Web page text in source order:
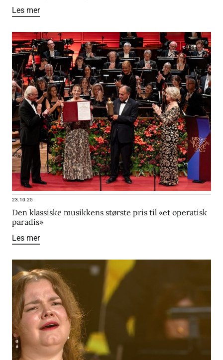
Les mer
23.10.25
Den klassiske musikkens største pris til «et operatisk
paradis»
Les mer